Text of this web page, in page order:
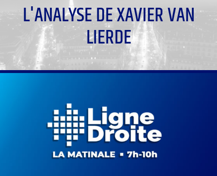
L'ANALYSE DE XAVIER VAN
LIERDE